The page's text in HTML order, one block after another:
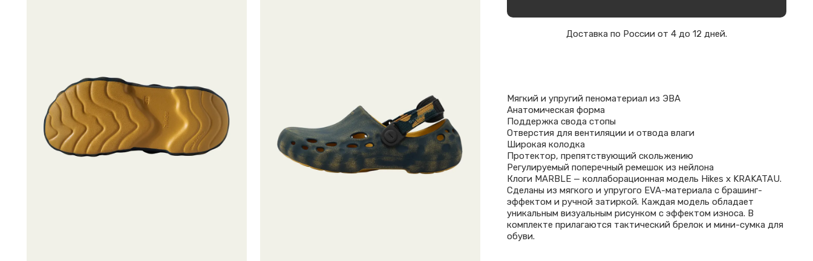
Доставка по России от 4 до 12 дней.
Мягкий и упругий пеноматериал из ЭВА
Анатомическая форма
Поддержка свода стопы
Отверстия для вентиляции и отвода влаги
Широкая колодка
Протектор, препятствующий скольжению
Регулируемый поперечный ремешок из нейлона
Клоги MARBLE — коллаборационная модель Hikes x KRAKATAU.
Сделаны из мягкого и упругого EVA-материала с брашинг-
эффектом и ручной затиркой. Каждая модель обладает
уникальным визуальным рисунком с эффектом износа. В
комплекте прилагаются тактический брелок и мини-сумка для
обуви.